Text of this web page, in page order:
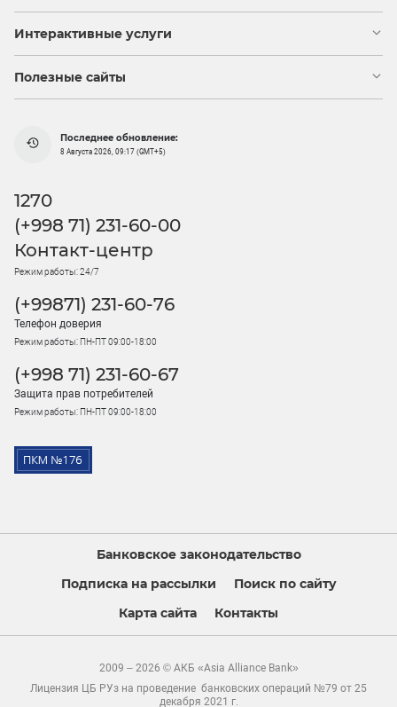
Интерактивные услуги
Полезные сайты
Последнее обновление:
8 Августа 2026, 09:17 (GMT+5)
1270
(+998 71) 231-60-00
Контакт-центр
Режим работы: 24/7
(+99871) 231-60-76
Телефон доверия
Режим работы: ПН-ПТ 09:00-18:00
(+998 71) 231-60-67
Защита прав потребителей
Режим работы: ПН-ПТ 09:00-18:00
Банковское законодательство
Подписка на рассылки
Поиск по сайту
Карта сайта
Контакты
2009 – 2026 © АКБ «Asia Alliance Bank»
Лицензия ЦБ РУз на проведение банковских операций №79 от 25
декабря 2021 г.